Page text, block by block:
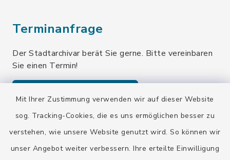
Mit Ihrer Zustimmung verwenden wir auf dieser Website
sog. Tracking-Cookies, die es uns ermöglichen besser zu
verstehen, wie unsere Website genutzt wird. So können wir
unser Angebot weiter verbessern. Ihre erteilte Einwilligung
Terminanfrage
Der Stadtarchivar berät Sie gerne. Bitte vereinbaren
Sie einen Termin!
Quicklinks